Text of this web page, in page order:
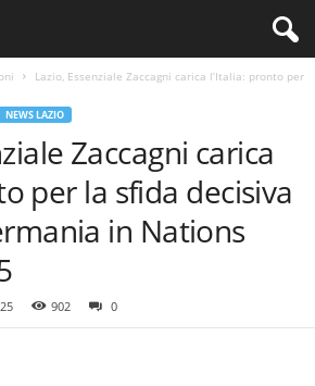
Lazio, Essenziale Zaccagni carica l’Italia: pronto per
NEWS LAZIO
Zaccagni carica
per la sfida decisiva
in Nations
902 0